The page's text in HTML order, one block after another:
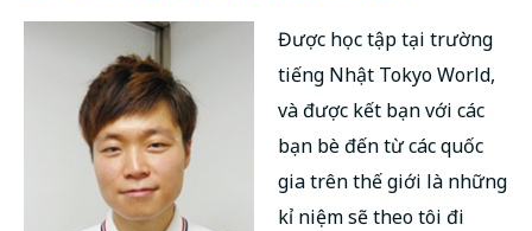
Được học tập tại trường
tiếng Nhật Tokyo World,
và được kết bạn với các
bạn bè đến từ các quốc
gia trên thế giới là những
kỉ niệm sẽ theo tôi đi